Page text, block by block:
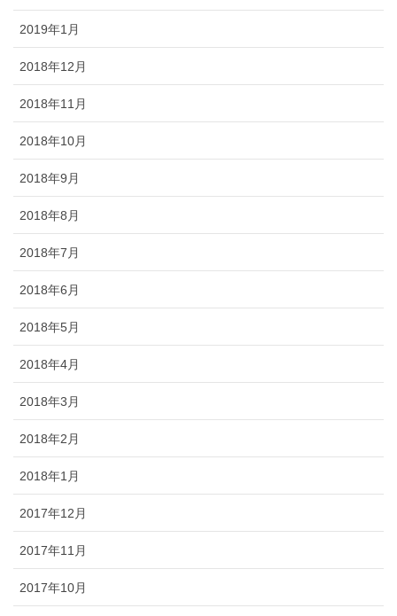
2019年1月
2018年12月
2018年11月
2018年10月
2018年9月
2018年8月
2018年7月
2018年6月
2018年5月
2018年4月
2018年3月
2018年2月
2018年1月
2017年12月
2017年11月
2017年10月